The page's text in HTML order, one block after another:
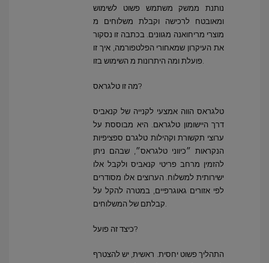
נותנת ממשק משתמש פשוט לשימוש
ומאובטח לרכישה וקבלת משלוחים מ
מוצרי מריחואנה מגוונים. בכתבה זו נסקור
את העיקרון שמאחורי הפלטפורמה, איך זו
מה זו טלגראס?
טלגראס הווה אמצעי לקנייה של קנאביס
דרך היישומון טלגראם. היא מבוססת על
ערוצי תקשורת וקהילות טלגרם ספציפיות
הנקראות ״כיווני טלגראס״, שבהם ניתן
להזמין מרחב פריטי קנאביס ולקבל אלו
ישירותית למשלוח. הערוצים אלו מסודרים
לפי אזורים גאוגרפיים, במטרה להקל על
כיצד זה פועל?
התהליך פשוט יחסית. ראשית, יש להצטרף